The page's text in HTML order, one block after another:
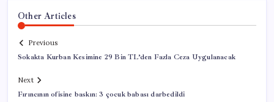
Other Articles
Previous
Sokakta Kurban Kesimine 29 Bin TL’den Fazla Ceza Uygulanacak
Next
Fırıncının ofisine baskın: 3 çocuk babası darbedildi